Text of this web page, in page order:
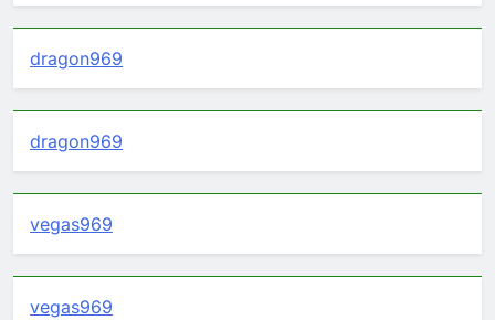
dragon969
dragon969
vegas969
vegas969